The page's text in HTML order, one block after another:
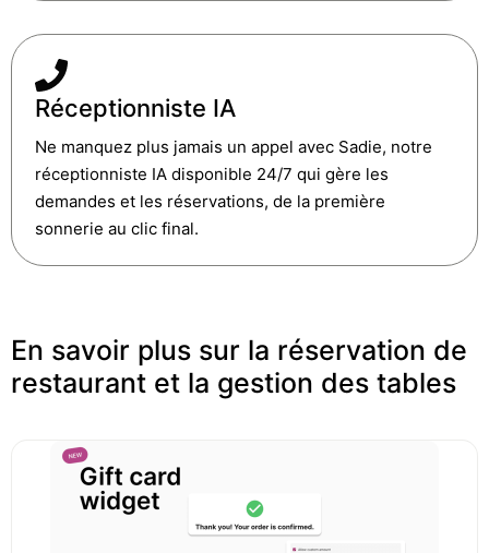
Réceptionniste IA
Ne manquez plus jamais un appel avec Sadie, notre
réceptionniste IA disponible 24/7 qui gère les
demandes et les réservations, de la première
sonnerie au clic final.
En savoir plus sur la réservation de
restaurant et la gestion des tables